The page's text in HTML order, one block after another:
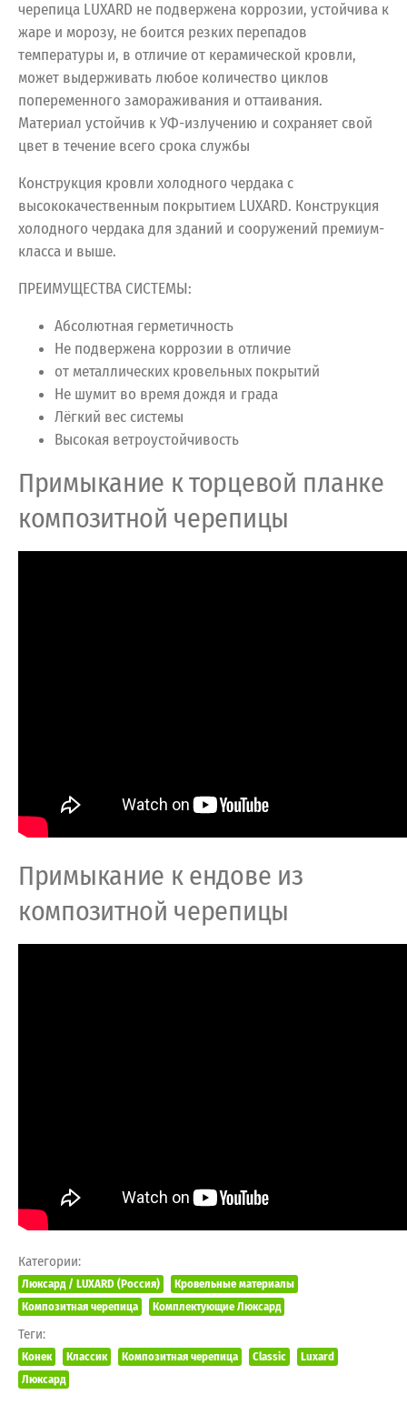
черепица LUXARD не подвержена коррозии, устойчива к
жаре и морозу, не боится резких перепадов
температуры и, в отличие от керамической кровли,
может выдерживать любое количество циклов
попеременного замораживания и оттаивания.
Материал устойчив к УФ-излучению и сохраняет свой
цвет в течение всего срока службы
Конструкция кровли холодного чердака с
высококачественным покрытием LUXARD. Конструкция
холодного чердака для зданий и сооружений премиум-
класса и выше.
ПРЕИМУЩЕСТВА СИСТЕМЫ:
Абсолютная герметичность
Не подвержена коррозии в отличие
от металлических кровельных покрытий
Не шумит во время дождя и града
Лёгкий вес системы
Высокая ветроустойчивость
Примыкание к торцевой планке
композитной черепицы
Примыкание к ендове из
композитной черепицы
Категории:
Люксард / LUXARD (Россия)
Кровельные материалы
Композитная черепица
Комплектующие Люксард
Теги:
Конек Классик Композитная черепица Classic
Luxard
Люксард